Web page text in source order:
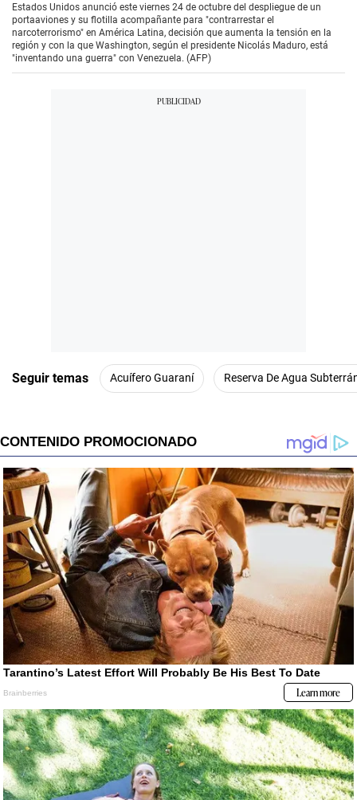
Estados Unidos anunció este viernes 24 de octubre del despliegue de un
portaaviones y su flotilla acompañante para "contrarrestar el
narcoterrorismo" en América Latina, decisión que aumenta la tensión en la
región y con la que Washington, según el presidente Nicolás Maduro, está
"inventando una guerra" con Venezuela. (AFP)
Seguir temas Acuífero Guaraní Reserva De Agua